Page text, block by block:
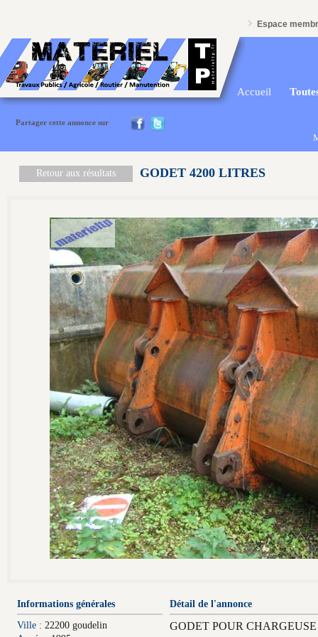
Espace
Accueil
Partager cette annonce sur
Retour aux résultats GODET 4200 LITRES
Informations générales
Ville : 22200 goudelin
Détail de l'annonce
GODET POUR